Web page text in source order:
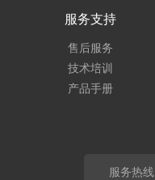
服务支持
售后服务
技术培训
产品手册
服务热线